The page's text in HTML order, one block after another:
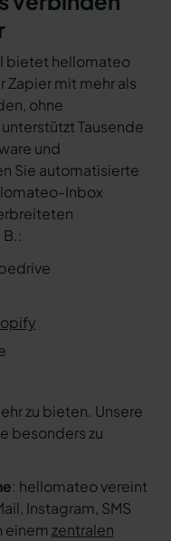
bietet hellomateo
Zapier mit mehr als
ohne
Tausende
und
Sie automatisierte
Inbox
zu bieten. Unsere
besonders zu
: hellomateo vereint
Instagram, SMS
einem zentralen